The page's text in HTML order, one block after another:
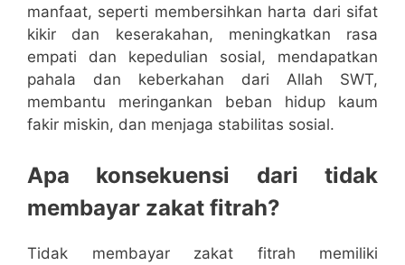
manfaat, seperti membersihkan harta dari sifat
kikir dan keserakahan, meningkatkan rasa
empati dan kepedulian sosial, mendapatkan
pahala dan keberkahan dari Allah SWT,
membantu meringankan beban hidup kaum
fakir miskin, dan menjaga stabilitas sosial.
Apa konsekuensi dari tidak
membayar zakat fitrah?
Tidak membayar zakat fitrah memiliki